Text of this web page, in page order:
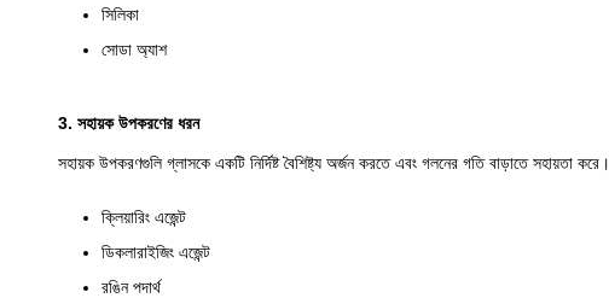
সিলিকা
সোডা অ্যাশ
3. সহায়ক উপকরণের ধরন
সহায়ক উপকরণগুলি গ্লাসকে একটি নির্দিষ্ট বৈশিষ্ট্য অর্জন করতে এবং গলনের গতি বাড়াতে সহায়তা করে।
ক্লিয়ারিং এজেন্ট
ডিকলারাইজিং এজেন্ট
রঙিন পদার্থ